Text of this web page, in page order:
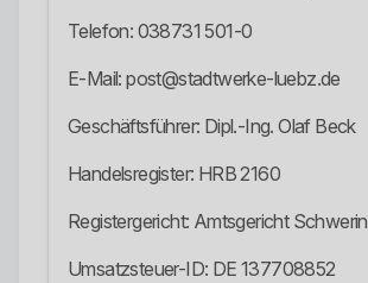
Telefon: 038731 501-0
E-Mail: post@stadtwerke-luebz.de
Geschäftsführer: Dipl.-Ing. Olaf Beck
Handelsregister: HRB 2160
Registergericht: Amtsgericht Schwerin
Umsatzsteuer-ID: DE 137708852